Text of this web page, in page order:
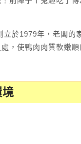
立於1979年，老闆的
，使鴨肉肉質軟嫩